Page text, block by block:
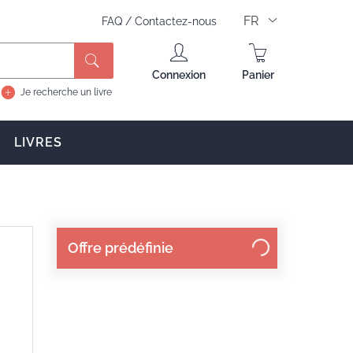
FAQ / Contactez-nous FR
Je recherche un livre
Connexion Panier
LIVRES
Offre prédéfinie